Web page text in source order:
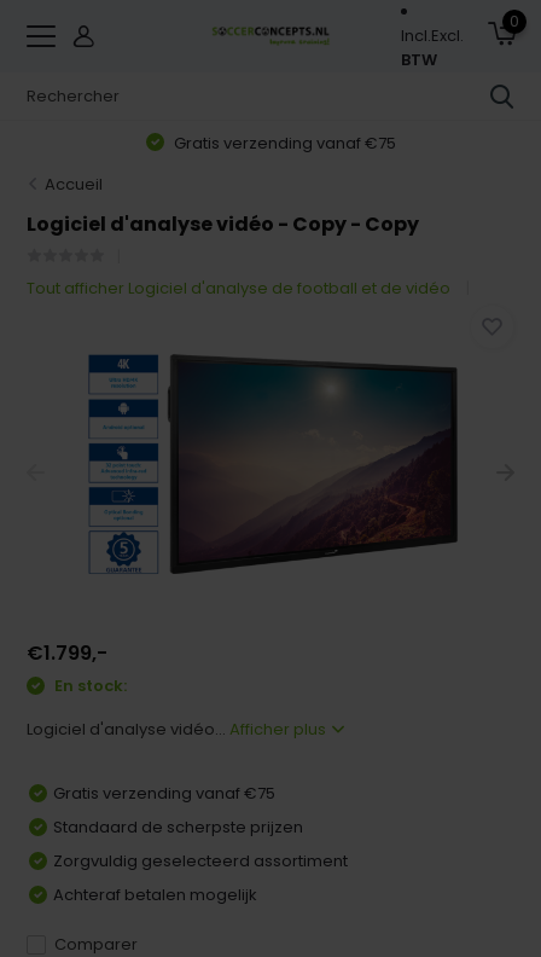
Incl.Excl.
BTW
0
Gratis verzending vanaf €75
Accueil
Logiciel d'analyse vidéo - Copy - Copy
Tout afficher Logiciel d'analyse de football et de vidéo
€1.799,-
En stock:
Logiciel d'analyse vidéo... Afficher plus
Gratis verzending vanaf €75
Standaard de scherpste prijzen
Zorgvuldig geselecteerd assortiment
Achteraf betalen mogelijk
Comparer